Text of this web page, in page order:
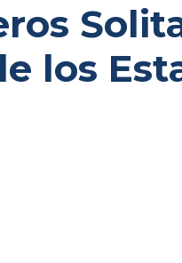
los